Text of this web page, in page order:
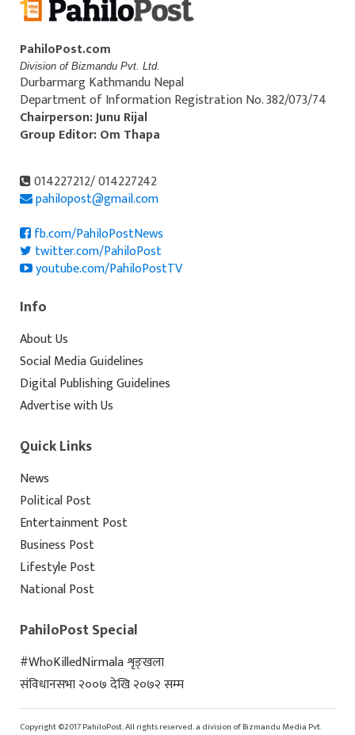
PahiloPost.com
Division of Bizmandu Pvt. Ltd.
Durbarmarg Kathmandu Nepal
Department of Information Registration No. 382/073/74
Chairperson: Junu Rijal
Group Editor: Om Thapa
014227212/ 014227242
pahilopost@gmail.com
fb.com/PahiloPostNews
twitter.com/PahiloPost
youtube.com/PahiloPostTV
Info
About Us
Social Media Guidelines
Digital Publishing Guidelines
Advertise with Us
Quick Links
News
Political Post
Entertainment Post
Business Post
Lifestyle Post
National Post
PahiloPost Special
#WhoKilledNirmala शृङ्खला
संविधानसभा २००७ देखि २०७२ सम्म
Copyright ©2017 PahiloPost. All rights reserved. a division of Bizmandu Media Pvt.